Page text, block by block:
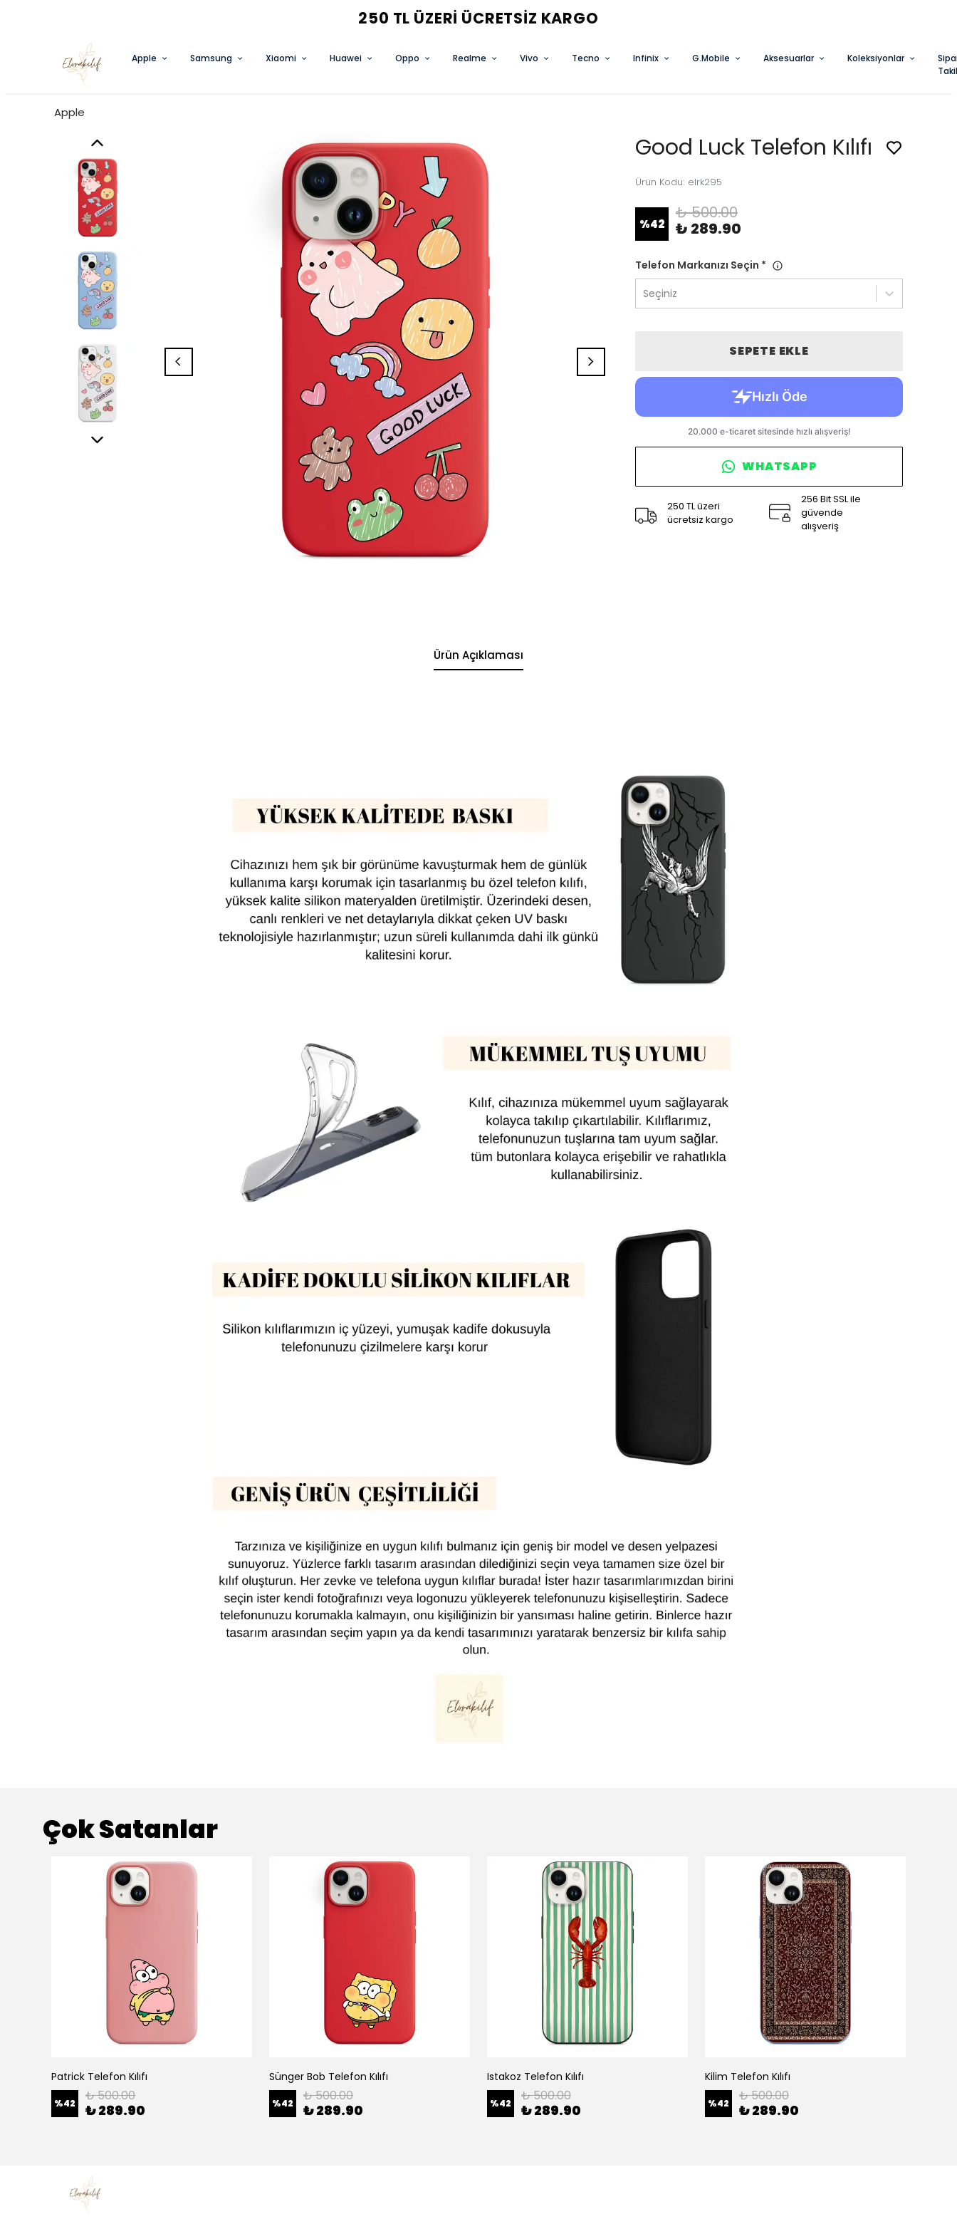
3 AL 2 ÖDE FIRSATINI KAÇIRMA
Apple Samsung Xiaomi Huawei Oppo Realme Vivo Tecno Infinix G.Mobile Aksesuarlar Koleksiyonlar
Apple
Good Luck Telefon Kılıfı
Ürün Kodu: elrk295
%42
₺ 500.00
₺ 289.90
Telefon Markanızı Seçin *
Seçiniz
SEPETE EKLE
WHATSAPP
250 TL üzeri
ücretsiz kargo
256 Bit SSL ile
güvende
alışveriş
Ürün Açıklaması
Çok Satanlar
Patrick Telefon Kılıfı
%42 ₺ 500.00
₺ 289.90
Sünger Bob Telefon Kılıfı
%42 ₺ 500.00
₺ 289.90
Istakoz Telefon Kılıfı
%42 ₺ 500.00
₺ 289.90
Kilim Telefon Kılıfı
%42 ₺ 500.00
₺ 289.90